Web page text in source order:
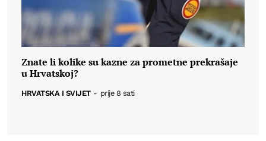
Znate li kolike su kazne za prometne prekrašaje
u Hrvatskoj?
HRVATSKA I SVIJET - prije 8 sati